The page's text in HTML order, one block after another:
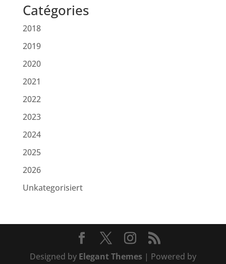
Catégories
2018
2019
2020
2021
2022
2023
2024
2025
2026
Unkategorisiert
Designed by Elegant Themes| Powered by